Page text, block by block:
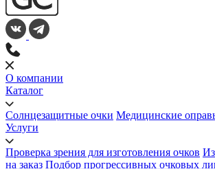
О компании
Каталог
Солнцезащитные очки Медицинские
Услуги
Проверка зрения для изготовления очков
на заказ Подбор прогрессивных очковых